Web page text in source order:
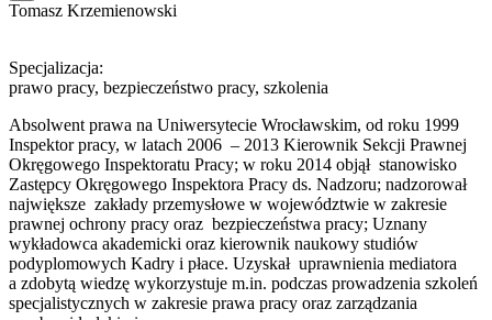
Tomasz Krzemienowski
Specjalizacja:
prawo pracy, bezpieczeństwo pracy, szkolenia
Absolwent prawa na Uniwersytecie Wrocławskim, od roku 1999
Inspektor pracy, w latach 2006 – 2013 Kierownik Sekcji Prawnej
Okręgowego Inspektoratu Pracy; w roku 2014 objął stanowisko
Zastępcy Okręgowego Inspektora Pracy ds. Nadzoru; nadzorował
największe zakłady przemysłowe w województwie w zakresie
prawnej ochrony pracy oraz bezpieczeństwa pracy; Uznany
wykładowca akademicki oraz kierownik naukowy studiów
podyplomowych Kadry i płace. Uzyskał uprawnienia mediatora
a zdobytą wiedzę wykorzystuje m.in. podczas prowadzenia szkoleń
specjalistycznych w zakresie prawa pracy oraz zarządzania